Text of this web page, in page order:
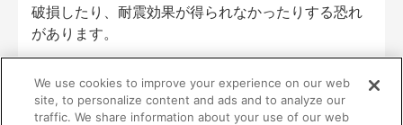
破損したり、耐震効果が得られなかったりする恐れ
があります。
3.インテリアとのバランスの確認
We use cookies to improve your experience on our web
site, to personalize content and ads and to analyze our
traffic. We share information about your use of our web